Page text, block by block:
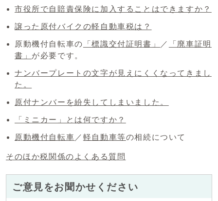
市役所で自賠責保険に加入することはできますか？
譲った原付バイクの軽自動車税は？
原動機付自転車の 「標識交付証明書」 ／
「廃車証明
書」 が必要です。
ナンバープレートの文字が見えにくくなってきまし
た。
原付ナンバーを紛失してしまいました。
「ミニカー」とは何ですか？
原動機付自転車 ／ 軽自動車等の相続について
そのほか税関係のよくある質問
ご意見をお聞かせください